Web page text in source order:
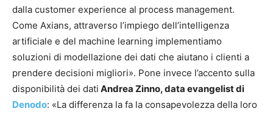
dalla customer experience al process management.
Come Axians, attraverso l’impiego dell’intelligenza
artificiale e del machine learning implementiamo
soluzioni di modellazione dei dati che aiutano i clienti a
prendere decisioni migliori». Pone invece l’accento sulla
disponibilità dei dati Andrea Zinno,data evangelist di
Denodo: «La differenza la fa la consapevolezza della loro